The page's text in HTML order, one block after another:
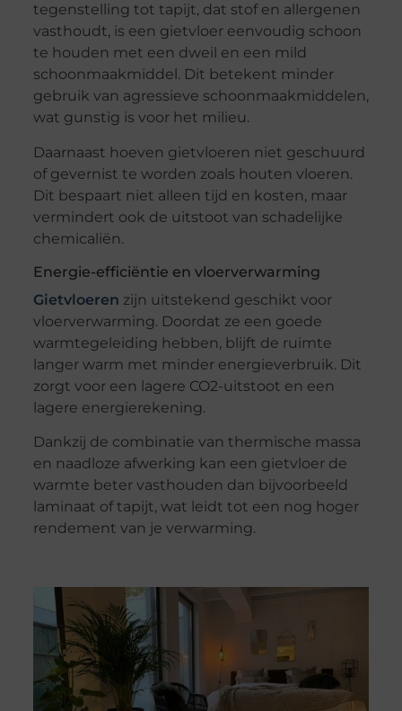
tegenstelling tot tapijt, dat stof en allergenen
vasthoudt, is een gietvloer eenvoudig schoon
te houden met een dweil en een mild
schoonmaakmiddel. Dit betekent minder
gebruik van agressieve schoonmaakmiddelen,
wat gunstig is voor het milieu.
Daarnaast hoeven gietvloeren niet geschuurd
of gevernist te worden zoals houten vloeren.
Dit bespaart niet alleen tijd en kosten, maar
vermindert ook de uitstoot van schadelijke
chemicaliën.
Energie-efficiëntie en vloerverwarming
Gietvloeren zijn uitstekend geschikt voor
vloerverwarming. Doordat ze een goede
warmtegeleiding hebben, blijft de ruimte
langer warm met minder energieverbruik. Dit
zorgt voor een lagere CO2-uitstoot en een
lagere energierekening.
Dankzij de combinatie van thermische massa
en naadloze afwerking kan een gietvloer de
warmte beter vasthouden dan bijvoorbeeld
laminaat of tapijt, wat leidt tot een nog hoger
rendement van je verwarming.